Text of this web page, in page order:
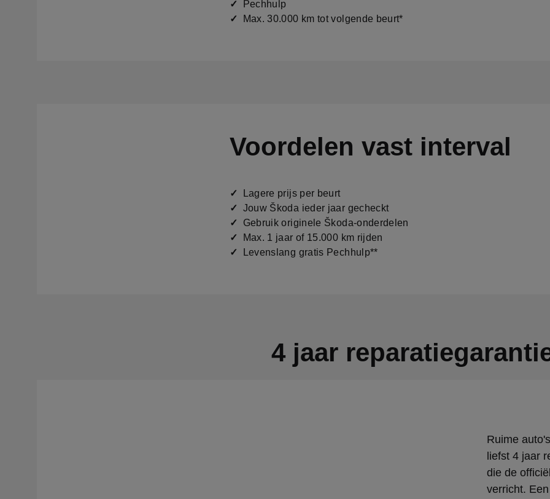
✓
Pechhulp
✓
Max. 30.000 km tot volgende beurt*
Voordelen vast interval
✓
Lagere prijs per beurt
✓
Jouw Škoda ieder jaar gecheckt
✓
Gebruik originele Škoda-onderdelen
✓
Max. 1 jaar of 15.000 km rijden
✓
Levenslang gratis Pechhulp**
4 jaar
Ruime
liefst 4 jaar
die de
verricht.